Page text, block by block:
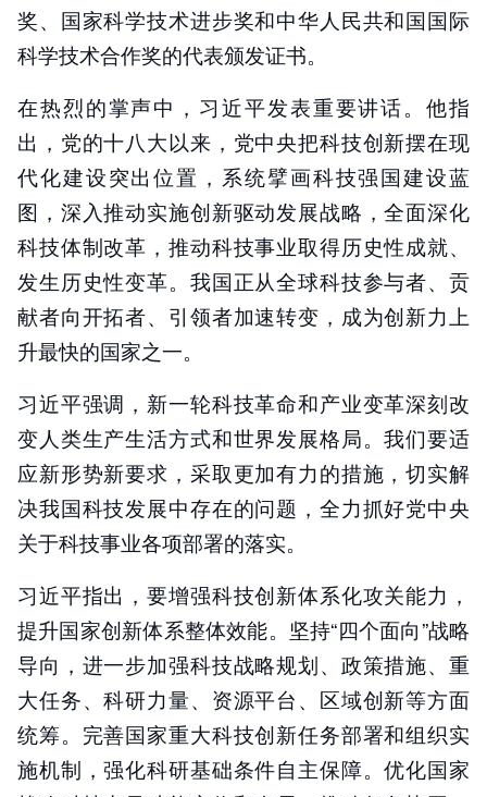
奖、国家科学技术进步奖和中华人民共和国国际
科学技术合作奖的代表颁发证书。
在热烈的掌声中，习近平发表重要讲话。他指
出，党的十八大以来，党中央把科技创新摆在现
代化建设突出位置，系统擘画科技强国建设蓝
图，深入推动实施创新驱动发展战略，全面深化
科技体制改革，推动科技事业取得历史性成就、
发生历史性变革。我国正从全球科技参与者、贡
献者向开拓者、引领者加速转变，成为创新力上
升最快的国家之一。
习近平强调，新一轮科技革命和产业变革深刻改
变人类生产生活方式和世界发展格局。我们要适
应新形势新要求，采取更加有力的措施，切实解
决我国科技发展中存在的问题，全力抓好党中央
关于科技事业各项部署的落实。
习近平指出，要增强科技创新体系化攻关能力，
提升国家创新体系整体效能。坚持“四个面向”战略
导向，进一步加强科技战略规划、政策措施、重
大任务、科研力量、资源平台、区域创新等方面
统筹。完善国家重大科技创新任务部署和组织实
施机制，强化科研基础条件自主保障。优化国家